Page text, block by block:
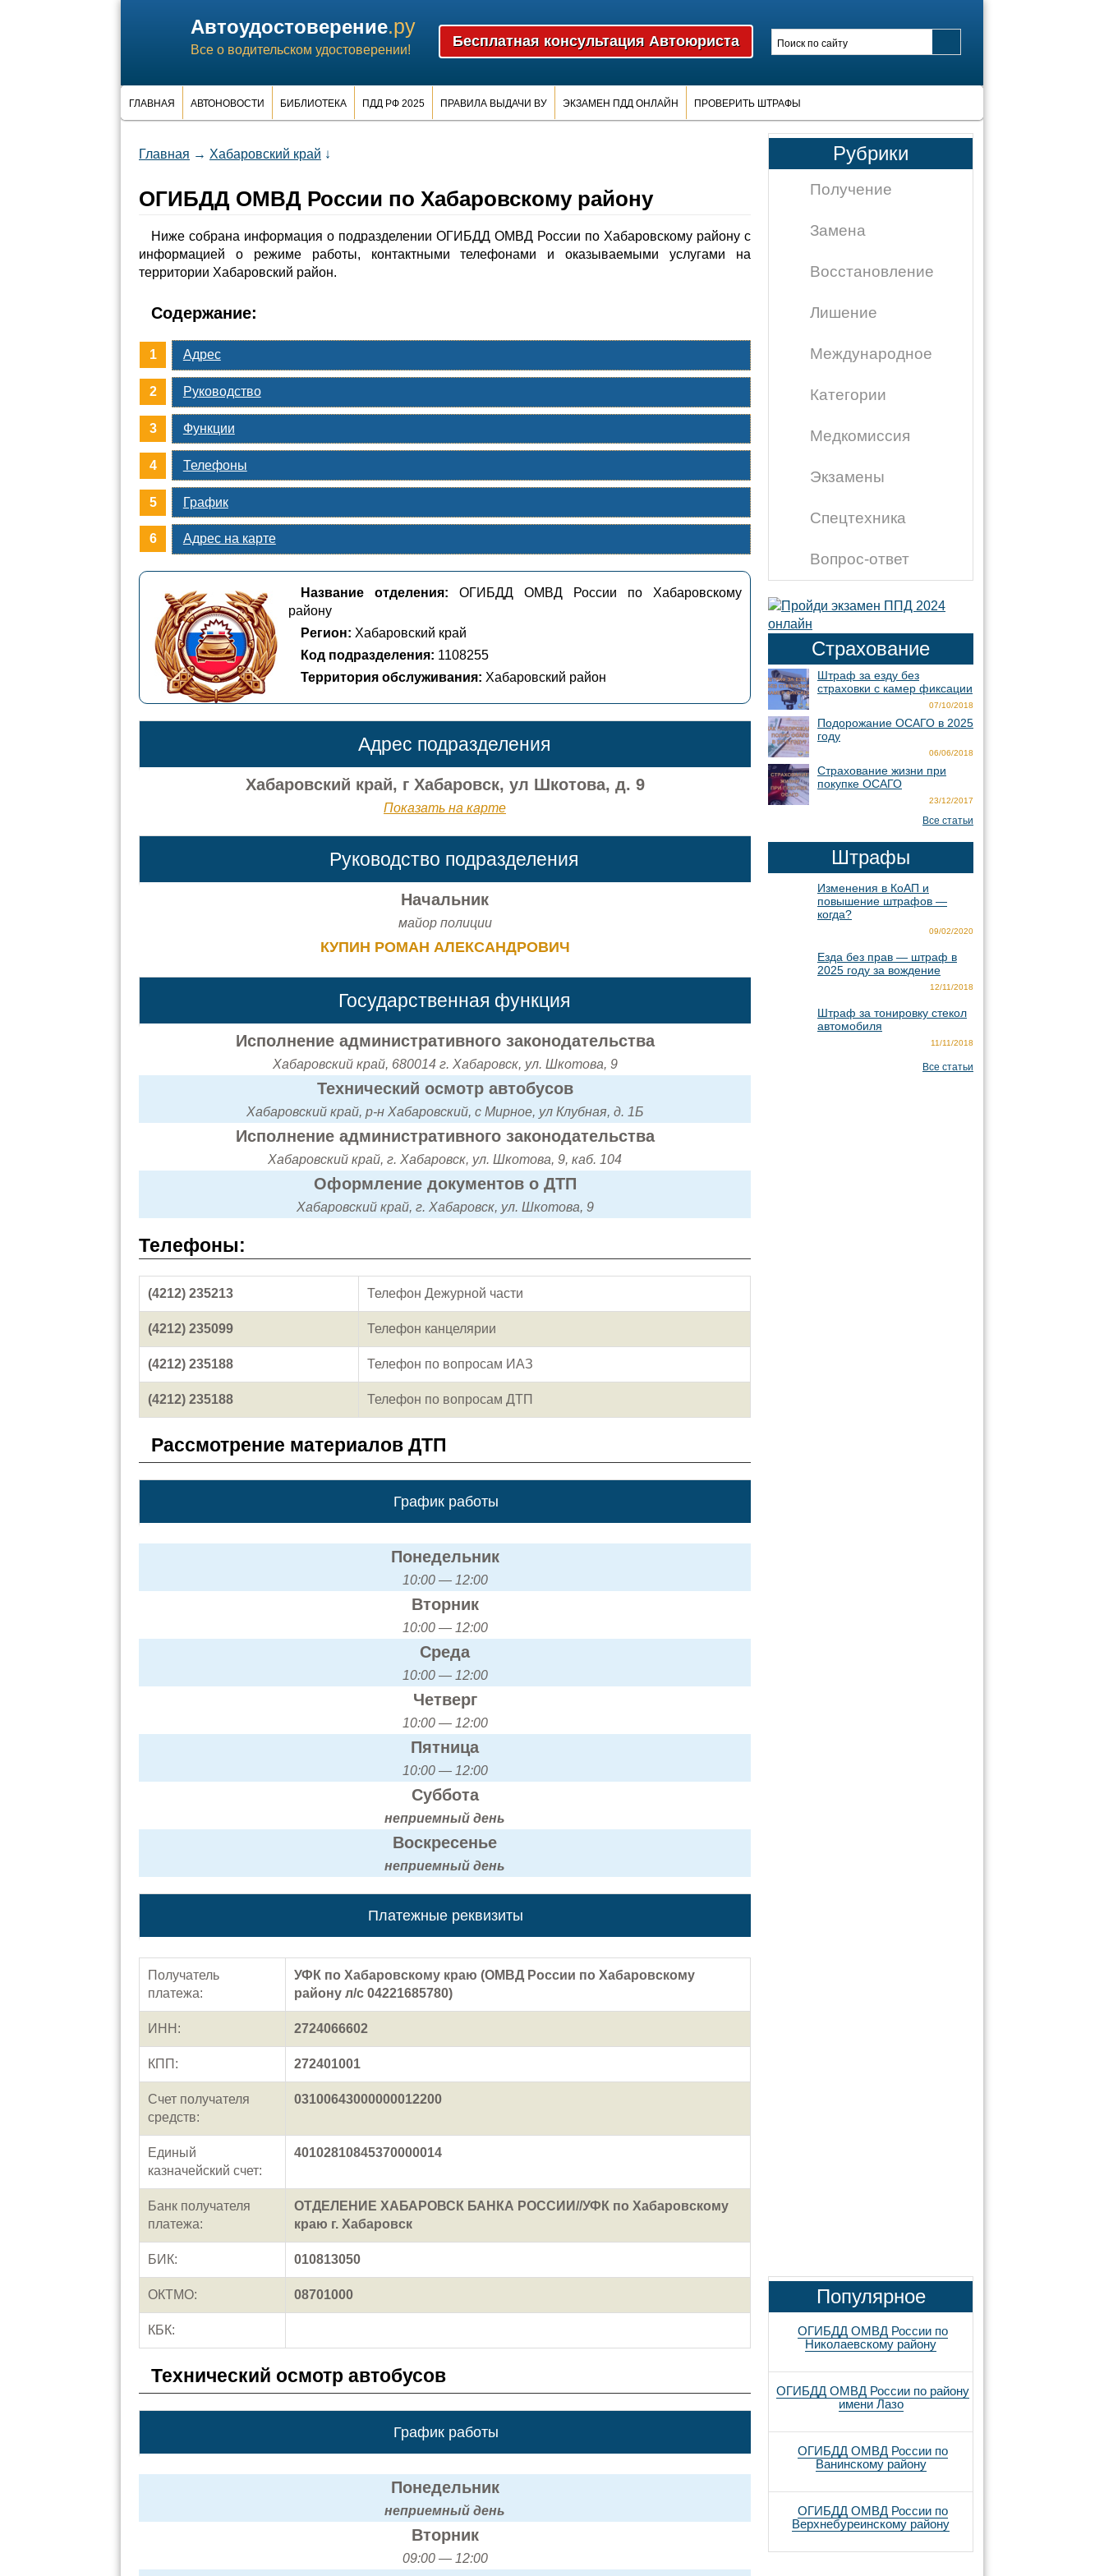
Автоудостоверение.ру
Все о водительском удостоверении!
ГЛАВНАЯ АВТОНОВОСТИ БИБЛИОТЕКА ПДД РФ 2025 ПРАВИЛА ВЫДАЧИ ВУ ЭКЗАМЕН ПДД ОНЛАЙН ПРОВЕРИТЬ ШТРАФЫ
Главная → Хабаровский край ↓
ОГИБДД ОМВД России по Хабаровскому району
Ниже собрана информация о подразделении ОГИБДД ОМВД России по Хабаровскому району с
информацией о режиме работы, контактными телефонами и оказываемыми услугами на
территории Хабаровский район.
Содержание:
Адрес
Руководство
Функции
Телефоны
График
Адрес на карте
Название отделения: ОГИБДД ОМВД России по Хабаровскому
району
Регион: Хабаровский край
Код подразделения: 1108255
Территория обслуживания: Хабаровский район
Адрес подразделения
Хабаровский край, г Хабаровск, ул Шкотова, д. 9
Показать на карте
Руководство подразделения
Начальник
майор полиции
КУПИН РОМАН АЛЕКСАНДРОВИЧ
Государственная функция
Исполнение административного законодательства
Хабаровский край, 680014 г. Хабаровск, ул. Шкотова, 9
Технический осмотр автобусов
Хабаровский край, р-н Хабаровский, с Мирное, ул Клубная, д. 1Б
Исполнение административного законодательства
Хабаровский край, г. Хабаровск, ул. Шкотова, 9, каб. 104
Оформление документов о ДТП
Хабаровский край, г. Хабаровск, ул. Шкотова, 9
Телефоны:
(4212) 235213 Телефон Дежурной части
(4212) 235099 Телефон канцелярии
(4212) 235188 Телефон по вопросам ИАЗ
(4212) 235188 Телефон по вопросам ДТП
Рассмотрение материалов ДТП
График работы
Понедельник
10:00 — 12:00
Вторник
10:00 — 12:00
Среда
10:00 — 12:00
Четверг
10:00 — 12:00
Пятница
10:00 — 12:00
Суббота
неприемный день
Воскресенье
неприемный день
Платежные реквизиты
Получатель
платежа:
УФК по Хабаровскому краю (ОМВД России по Хабаровскому
району л/с 04221685780)
ИНН: 2724066602
КПП: 272401001
Счет получателя
средств:
03100643000000012200
Единый
казначейский счет:
40102810845370000014
Банк получателя
платежа:
ОТДЕЛЕНИЕ ХАБАРОВСК БАНКА РОССИИ//УФК по Хабаровскому
краю г. Хабаровск
БИК: 010813050
ОКТМО: 08701000
КБК:
Технический осмотр автобусов
График работы
Понедельник
неприемный день
Вторник
09:00 — 12:00
Рубрики
Получение
Замена
Восстановление
Лишение
Международное
Категории
Медкомиссия
Экзамены
Спецтехника
Вопрос-ответ
Страхование
Штраф за езду без
страховки с камер фиксации
07/10/2018
Подорожание ОСАГО в 2025
году
06/06/2018
Страхование жизни при
покупке ОСАГО
23/12/2017
Все статьи
Штрафы
Изменения в КоАП и
повышение штрафов —
когда?
09/02/2020
Езда без прав — штраф в
2025 году за вождение
12/11/2018
Штраф за тонировку стекол
автомобиля
11/11/2018
Все статьи
Популярное
ОГИБДД ОМВД России по
Николаевскому району
ОГИБДД ОМВД России по району
имени Лазо
ОГИБДД ОМВД России по
Ванинскому району
ОГИБДД ОМВД России по
Верхнебуреинскому району